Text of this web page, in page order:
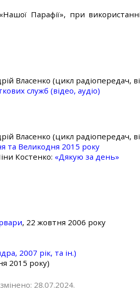
Парафії», при
Власенко (цикл радіопередач,
служб (відео, аудіо)
Власенко (цикл радіопередач,
та Великодня 2015 року
Костенко: «Дякую за день»
, 22 жовтня 2006 року
2007 рік, та ін.)
2015 року)
28.07.2024.